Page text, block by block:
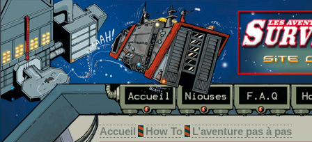
Accueil How To L’aventure pas à pas